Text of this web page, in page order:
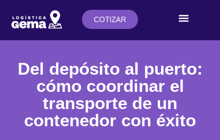
COTIZAR
Del depósito al puerto:
cómo coordinar el
transporte de un
contenedor con éxito